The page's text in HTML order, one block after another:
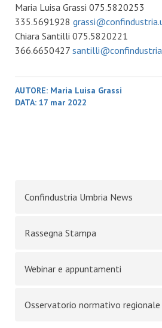
Maria Luisa Grassi 075.5820253
335.5691928
Chiara Santilli 075.5820221
366.6650427
AUTORE: Maria Luisa Grassi
DATA: 17 mar 2022
Confindustria Umbria News
Rassegna Stampa
Webinar e appuntamenti
Osservatorio normativo regionale